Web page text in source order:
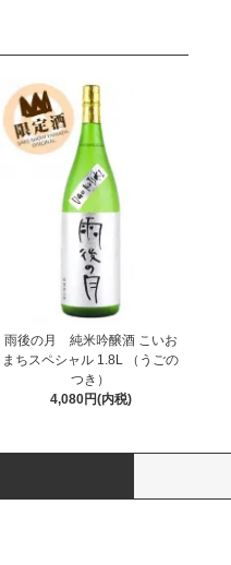
雨後の月 純米吟醸酒 こいお
まちスペシャル 1.8L （うごの
つき）
4,080円(内税)